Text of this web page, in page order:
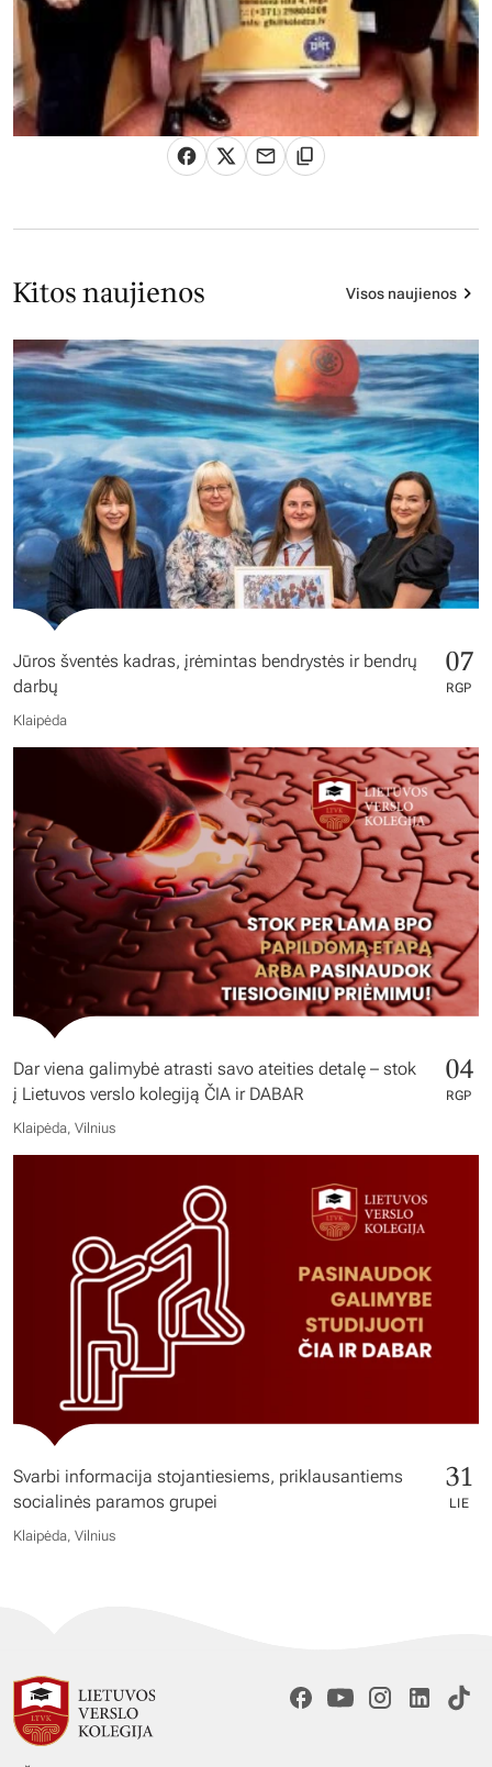
Kitos naujienos Visos naujienos
Jūros šventės kadras, įrėmintas bendrystės ir bendrų
darbų
07
RGP
Klaipėda
Dar viena galimybė atrasti savo ateities detalę – stok
į Lietuvos verslo kolegiją ČIA ir DABAR
04
RGP
Klaipėda, Vilnius
Svarbi informacija stojantiesiems, priklausantiems
socialinės paramos grupei
31
LIE
Klaipėda, Vilnius